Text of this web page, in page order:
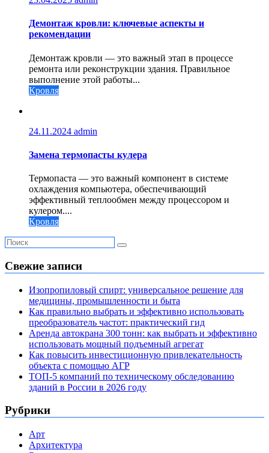
Демонтаж кровли: ключевые аспекты и
рекомендации
Демонтаж кровли — это важный этап в процессе
ремонта или реконструкции здания. Правильное
выполнение этой работы...
Кровля
24.11.2024 admin
Замена термопасты кулера
Термопаста — это важный компонент в системе
охлаждения компьютера, обеспечивающий
эффективный теплообмен между процессором и
кулером....
Кровля
Свежие записи
Изопропиловый спирт: универсальное решение для
медицины, промышленности и быта
Как правильно выбрать и эффективно использовать
преобразователь частот: практический гид
Аренда автокрана 300 тонн: как выбрать и эффективно
использовать мощный подъемный агрегат
Как повысить инвестиционную привлекательность
объекта с помощью АГР
ТОП-5 компаний по техническому обследованию
зданий в России в 2026 году
Рубрики
Арт
Архитектура